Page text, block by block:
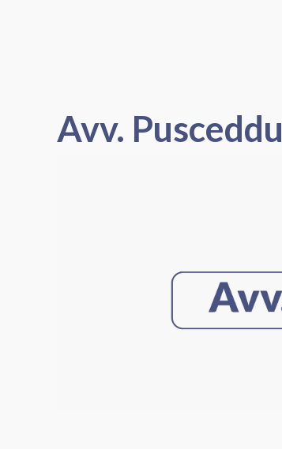
Avv. Pusceddu